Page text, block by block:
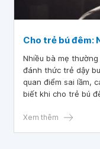
Cho trẻ bú đêm:
Nhiều bà mẹ
đánh thức trẻ dậy
quan điểm sai lầm,
biết khi cho trẻ bú
Xem thêm